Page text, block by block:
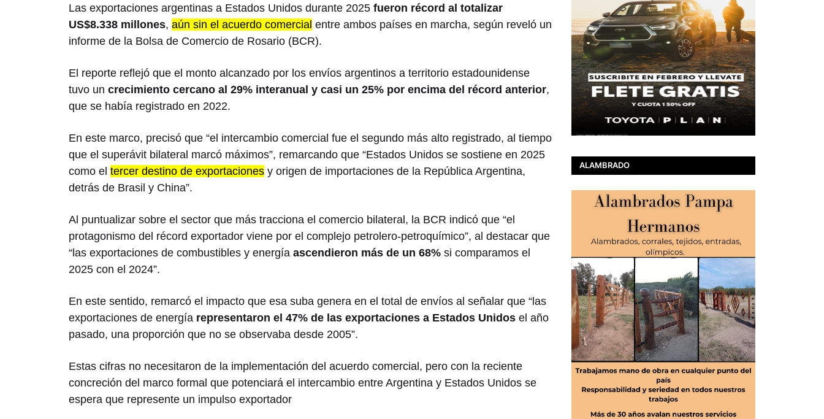
Las exportaciones argentinas a Estados Unidos durante 2025 fueron récord al totalizar
US$8.338 millones, aún sin el acuerdo comercial entre ambos países en marcha, según reveló un
informe de la Bolsa de Comercio de Rosario (BCR).
El reporte reflejó que el monto alcanzado por los envíos argentinos a territorio estadounidense
tuvo un crecimiento cercano al 29% interanual y casi un 25% por encima del récord anterior,
que se había registrado en 2022.
En este marco, precisó que “el intercambio comercial fue el segundo más alto registrado, al tiempo
que el superávit bilateral marcó máximos”, remarcando que “Estados Unidos se sostiene en 2025
como el tercer destino de exportaciones y origen de importaciones de la República Argentina,
detrás de Brasil y China”.
Al puntualizar sobre el sector que más tracciona el comercio bilateral, la BCR indicó que “el
protagonismo del récord exportador viene por el complejo petrolero-petroquímico”, al destacar que
“las exportaciones de combustibles y energía ascendieron más de un 68% si comparamos el
2025 con el 2024”.
En este sentido, remarcó el impacto que esa suba genera en el total de envíos al señalar que “las
exportaciones de energía representaron el 47% de las exportaciones a Estados Unidos el año
pasado, una proporción que no se observaba desde 2005”.
Estas cifras no necesitaron de la implementación del acuerdo comercial, pero con la reciente
concreción del marco formal que potenciará el intercambio entre Argentina y Estados Unidos se
espera que represente un impulso exportador
ALAMBRADO